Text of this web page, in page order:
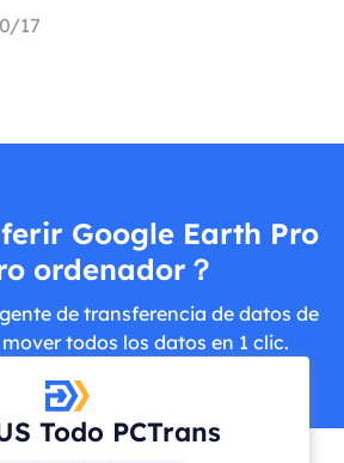
17
Google Earth Pro
ordenador？
de transferencia de datos de
todos los datos en 1 clic.
Todo PCTrans